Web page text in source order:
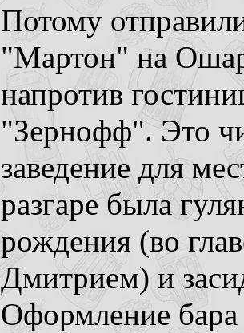
Потому
"Мартон" на
напротив
"Зернофф". Это
заведение для
разгаре была
рождения (во
Дмитрием) и
Оформление